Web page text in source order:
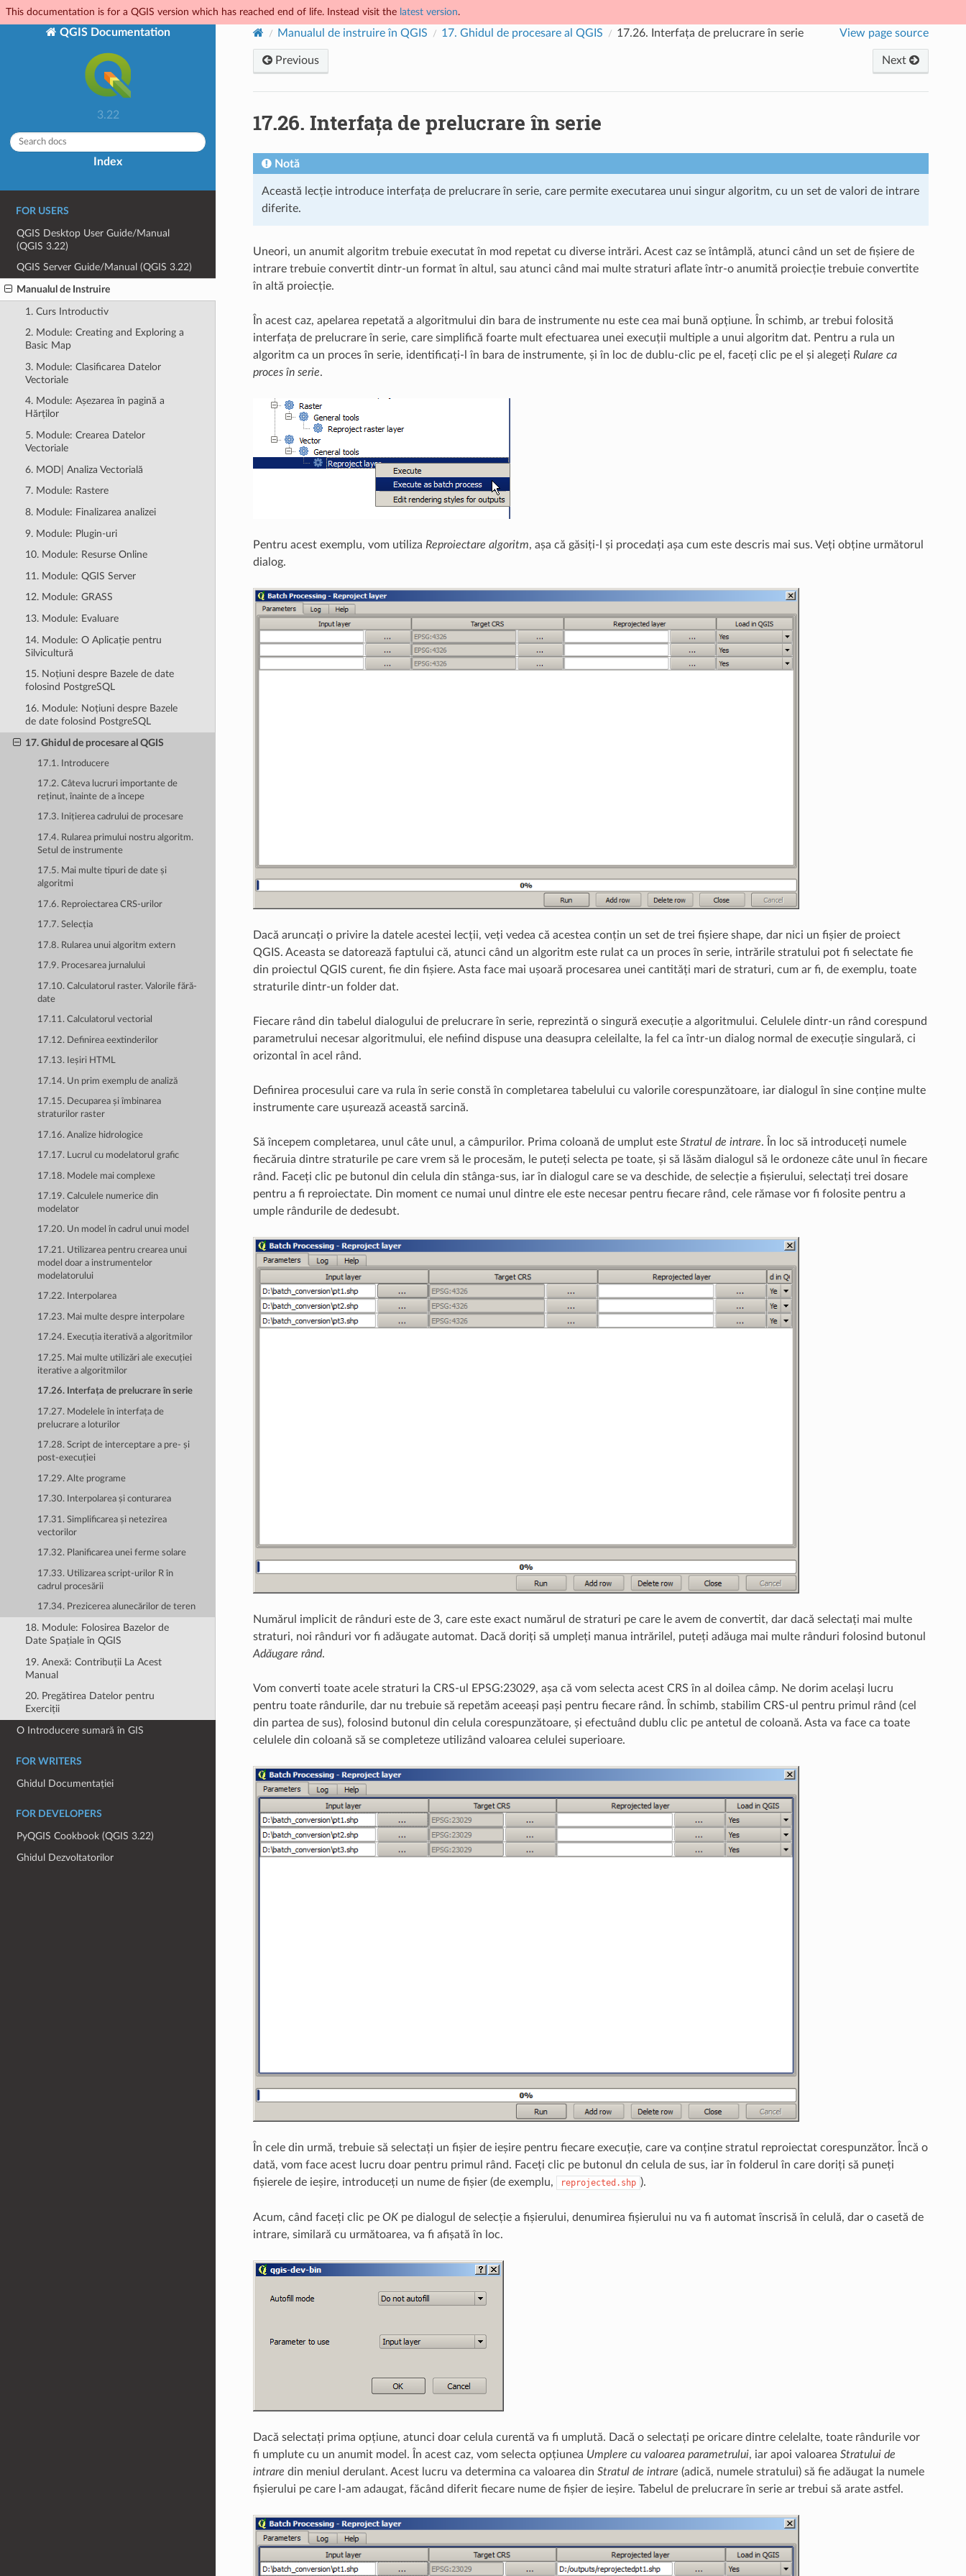
This documentation is for a QGIS version which has reached end of life. Instead visit the latest version.
QGIS Documentation
3.22
Index
FOR USERS
QGIS Desktop User Guide/Manual
(QGIS 3.22)
QGIS Server Guide/Manual (QGIS 3.22)
Manualul de Instruire
1. Curs Introductiv
2. Module: Creating and Exploring a
Basic Map
3. Module: Clasificarea Datelor
Vectoriale
4. Module: Așezarea în pagină a
Hărților
5. Module: Crearea Datelor
Vectoriale
6. MOD| Analiza Vectorială
7. Module: Rastere
8. Module: Finalizarea analizei
9. Module: Plugin-uri
10. Module: Resurse Online
11. Module: QGIS Server
12. Module: GRASS
13. Module: Evaluare
14. Module: O Aplicație pentru
Silvicultură
15. Noțiuni despre Bazele de date
folosind PostgreSQL
16. Module: Noțiuni despre Bazele
de date folosind PostgreSQL
17. Ghidul de procesare al QGIS
17.1. Introducere
17.2. Câteva lucruri importante de
reținut, înainte de a începe
17.3. Inițierea cadrului de procesare
17.4. Rularea primului nostru algoritm.
Setul de instrumente
17.5. Mai multe tipuri de date și
algoritmi
17.6. Reproiectarea CRS-urilor
17.7. Selecția
17.8. Rularea unui algoritm extern
17.9. Procesarea jurnalului
17.10. Calculatorul raster. Valorile fără-
date
17.11. Calculatorul vectorial
17.12. Definirea eextinderilor
17.13. Ieșiri HTML
17.14. Un prim exemplu de analiză
17.15. Decuparea și îmbinarea
straturilor raster
17.16. Analize hidrologice
17.17. Lucrul cu modelatorul grafic
17.18. Modele mai complexe
17.19. Calculele numerice din
modelator
17.20. Un model în cadrul unui model
17.21. Utilizarea pentru crearea unui
model doar a instrumentelor
modelatorului
17.22. Interpolarea
17.23. Mai multe despre interpolare
17.24. Execuția iterativă a algoritmilor
17.25. Mai multe utilizări ale execuției
iterative a algoritmilor
17.26. Interfața de prelucrare în serie
17.27. Modelele în interfața de
prelucrare a loturilor
17.28. Script de interceptare a pre- și
post-execuției
17.29. Alte programe
17.30. Interpolarea și conturarea
17.31. Simplificarea și netezirea
vectorilor
17.32. Planificarea unei ferme solare
17.33. Utilizarea script-urilor R în
cadrul procesării
17.34. Prezicerea alunecărilor de teren
18. Module: Folosirea Bazelor de
Date Spațiale în QGIS
19. Anexă: Contribuții La Acest
Manual
20. Pregătirea Datelor pentru
Exerciții
O Introducere sumară în GIS
FOR WRITERS
Ghidul Documentației
FOR DEVELOPERS
PyQGIS Cookbook (QGIS 3.22)
Ghidul Dezvoltatorilor
Manualul de instruire în QGIS 17. Ghidul de procesare al QGIS 17.26. Interfața de prelucrare în serie View page source
Previous Next
17.26. Interfața de prelucrare în serie
Notă
Această lecție introduce interfața de prelucrare în serie, care permite executarea unui singur algoritm, cu un set de valori de intrare
diferite.
Uneori, un anumit algoritm trebuie executat în mod repetat cu diverse intrări. Acest caz se întâmplă, atunci când un set de fișiere de
intrare trebuie convertit dintr-un format în altul, sau atunci când mai multe straturi aflate într-o anumită proiecție trebuie convertite
în altă proiecție.
În acest caz, apelarea repetată a algoritmului din bara de instrumente nu este cea mai bună opțiune. În schimb, ar trebui folosită
interfața de prelucrare în serie, care simplifică foarte mult efectuarea unei execuții multiple a unui algoritm dat. Pentru a rula un
algoritm ca un proces în serie, identificați-l în bara de instrumente, și în loc de dublu-clic pe el, faceți clic pe el și alegeți Rulare ca
proces în serie.
Pentru acest exemplu, vom utiliza Reproiectare algoritm, așa că găsiți-l și procedați așa cum este descris mai sus. Veți obține următorul
dialog.
Dacă aruncați o privire la datele acestei lecții, veți vedea că acestea conțin un set de trei fișiere shape, dar nici un fișier de proiect
QGIS. Aceasta se datorează faptului că, atunci când un algoritm este rulat ca un proces în serie, intrările stratului pot fi selectate fie
din proiectul QGIS curent, fie din fișiere. Asta face mai ușoară procesarea unei cantități mari de straturi, cum ar fi, de exemplu, toate
straturile dintr-un folder dat.
Fiecare rând din tabelul dialogului de prelucrare în serie, reprezintă o singură execuție a algoritmului. Celulele dintr-un rând corespund
parametrului necesar algoritmului, ele nefiind dispuse una deasupra celeilalte, la fel ca într-un dialog normal de execuție singulară, ci
orizontal în acel rând.
Definirea procesului care va rula în serie constă în completarea tabelului cu valorile corespunzătoare, iar dialogul în sine conține multe
instrumente care ușurează această sarcină.
Să începem completarea, unul câte unul, a câmpurilor. Prima coloană de umplut este Stratul de intrare. În loc să introduceți numele
fiecăruia dintre straturile pe care vrem să le procesăm, le puteți selecta pe toate, și să lăsăm dialogul să le ordoneze câte unul în fiecare
rând. Faceți clic pe butonul din celula din stânga-sus, iar în dialogul care se va deschide, de selecție a fișierului, selectați trei dosare
pentru a fi reproiectate. Din moment ce numai unul dintre ele este necesar pentru fiecare rând, cele rămase vor fi folosite pentru a
umple rândurile de dedesubt.
Numărul implicit de rânduri este de 3, care este exact numărul de straturi pe care le avem de convertit, dar dacă selectați mai multe
straturi, noi rânduri vor fi adăugate automat. Dacă doriți să umpleți manua intrărilel, puteți adăuga mai multe rânduri folosind butonul
Adăugare rând.
Vom converti toate acele straturi la CRS-ul EPSG:23029, așa că vom selecta acest CRS în al doilea câmp. Ne dorim același lucru
pentru toate rândurile, dar nu trebuie să repetăm aceeași pași pentru fiecare rând. În schimb, stabilim CRS-ul pentru primul rând (cel
din partea de sus), folosind butonul din celula corespunzătoare, și efectuând dublu clic pe antetul de coloană. Asta va face ca toate
celulele din coloană să se completeze utilizând valoarea celulei superioare.
În cele din urmă, trebuie să selectați un fișier de ieșire pentru fiecare execuție, care va conține stratul reproiectat corespunzător. Încă o
dată, vom face acest lucru doar pentru primul rând. Faceți clic pe butonul dn celula de sus, iar în folderul în care doriți să puneți
fișierele de ieșire, introduceți un nume de fișier (de exemplu,
reprojected.shp ).
Acum, când faceți clic pe OKpe dialogul de selecție a fișierului, denumirea fișierului nu va fi automat înscrisă în celulă, dar o casetă de
intrare, similară cu următoarea, va fi afișată în loc.
Dacă selectați prima opțiune, atunci doar celula curentă va fi umplută. Dacă o selectați pe oricare dintre celelalte, toate rândurile vor
fi umplute cu un anumit model. În acest caz, vom selecta opțiunea Umplere cu valoarea parametrului, iar apoi valoarea Stratului de
intrare din meniul derulant. Acest lucru va determina ca valoarea din Stratul de intrare (adică, numele stratului) să fie adăugat la numele
fișierului pe care l-am adaugat, făcând diferit fiecare nume de fișier de ieșire. Tabelul de prelucrare în serie ar trebui să arate astfel.